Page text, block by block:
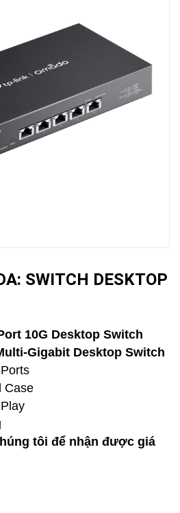
SWITCH DESKTOP
10G Desktop Switch
Gigabit Desktop Switch
Case
tôi để nhận được giá